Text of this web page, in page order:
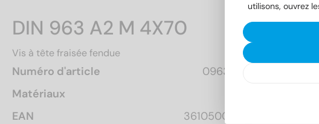
DIN 963 A2 M 4X70
Vis à tête fraisée fendue
Numéro d'article
096324  70
Matériaux
EAN
3610500161872
utilisons, ouvrez